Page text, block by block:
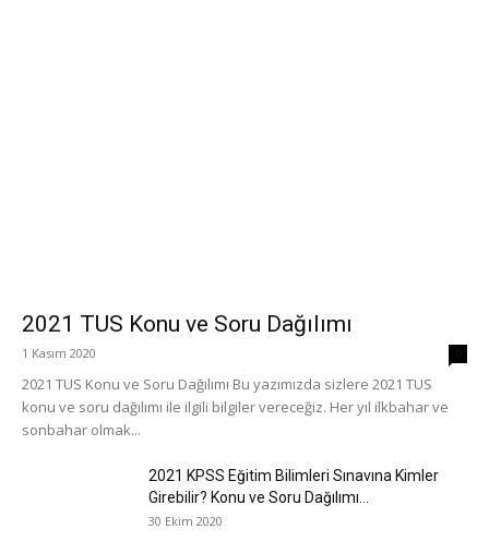
2021 TUS Konu ve Soru Dağılımı
1 Kasım 2020
2021 TUS Konu ve Soru Dağılımı Bu yazımızda sizlere 2021 TUS
konu ve soru dağılımı ile ilgili bilgiler vereceğiz. Her yıl ilkbahar ve
sonbahar olmak...
2021 KPSS Eğitim Bilimleri Sınavına Kimler
Girebilir? Konu ve Soru Dağılımı...
30 Ekim 2020